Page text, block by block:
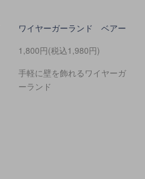
ワイヤーガーランド ベアー
1,800円(税込1,980円)
手軽に壁を飾れるワイヤーガ
ーランド